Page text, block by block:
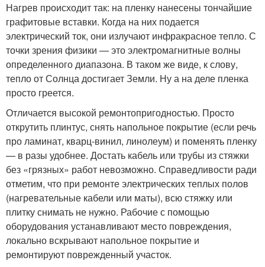
Нагрев происходит так: на пленку нанесены тончайшие
графитовые вставки. Когда на них подается
электрический ток, они излучают инфракрасное тепло. С
точки зрения физики — это электромагнитные волны
определенного диапазона. В таком же виде, к слову,
тепло от Солнца достигает Земли. Ну а на деле пленка
просто греется.
Отличается высокой ремонтопригодностью. Просто
открутить плинтус, снять напольное покрытие (если речь
про ламинат, кварц-винил, линолеум) и поменять пленку
— в разы удобнее. Достать кабель или трубы из стяжки
без «грязных» работ невозможно. Справедливости ради
отметим, что при ремонте электрических теплых полов
(нагревательные кабели или маты), всю стяжку или
плитку снимать не нужно. Рабочие с помощью
оборудования устанавливают место повреждения,
локально вскрывают напольное покрытие и
ремонтируют поврежденный участок.